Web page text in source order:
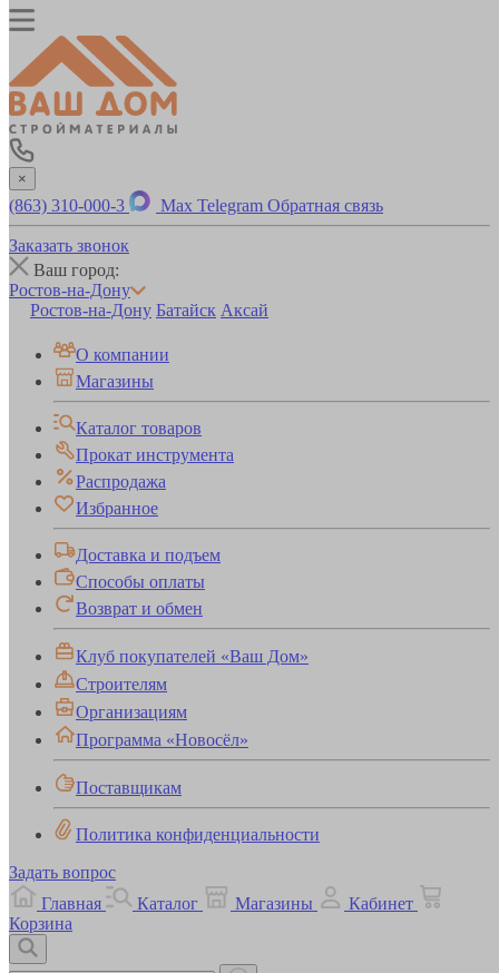
×
(863) 310-000-3 Max Telegram Обратная связь
Заказать звонок
Ваш город:
Ростов-на-Дону
Ростов-на-Дону Батайск Аксай
О компании
Магазины
Каталог товаров
Прокат инструмента
Распродажа
Избранное
Доставка и подъем
Способы оплаты
Возврат и обмен
Клуб покупателей «Ваш Дом»
Строителям
Организациям
Программа «Новосёл»
Поставщикам
Политика конфиденциальности
Задать вопрос
Главная
Каталог Магазины
Кабинет
Корзина